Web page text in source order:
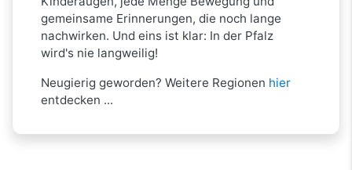
gemeinsame Erinnerungen, die noch lange
nachwirken. Und eins ist klar: In der Pfalz
wird's nie langweilig!
Neugierig geworden? Weitere Regionen hier
entdecken ...